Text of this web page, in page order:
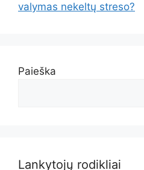
valymas nekeltų streso?
Paieška
Lankytojų rodikliai